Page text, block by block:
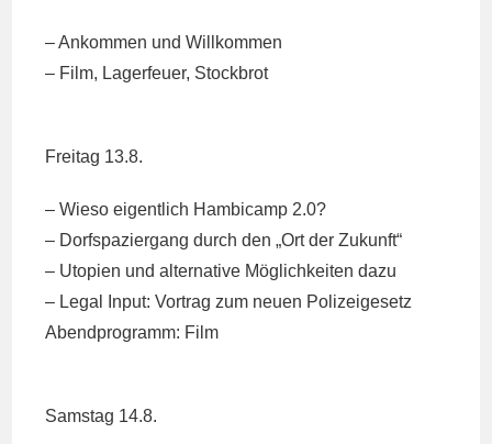
– Ankommen und Willkommen
– Film, Lagerfeuer, Stockbrot
Freitag 13.8.
– Wieso eigentlich Hambicamp 2.0?
– Dorfspaziergang durch den „Ort der Zukunft“
– Utopien und alternative Möglichkeiten dazu
– Legal Input: Vortrag zum neuen Polizeigesetz
Abendprogramm: Film
Samstag 14.8.